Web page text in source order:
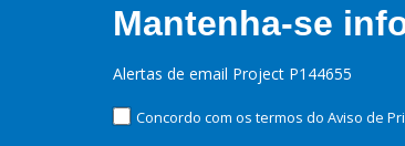
Mantenha-se
Alertas de email Project P144655
Concordo com os termos do Aviso de